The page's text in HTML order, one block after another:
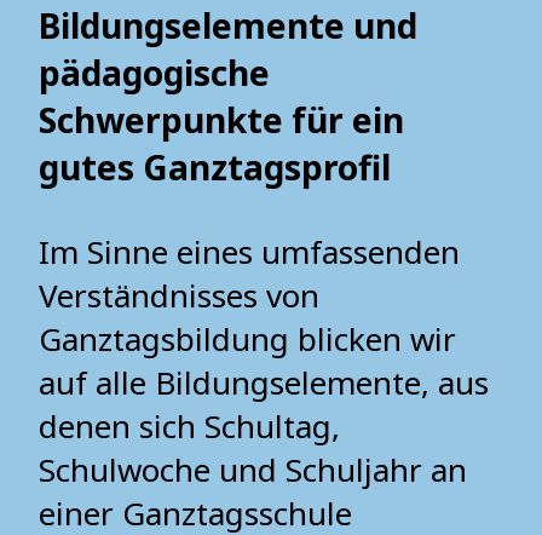
Bildungselemente und
pädagogische
Schwerpunkte für ein
gutes Ganztagsprofil
Im Sinne eines umfassenden
Verständnisses von
Ganztagsbildung blicken wir
auf alle Bildungselemente, aus
denen sich Schultag,
Schulwoche und Schuljahr an
einer Ganztagsschule